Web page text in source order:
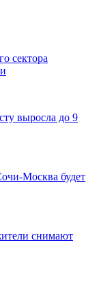
сектора
выросла до 9
Москва будет
снимают